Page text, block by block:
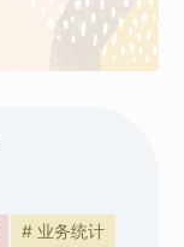
# 业务统计